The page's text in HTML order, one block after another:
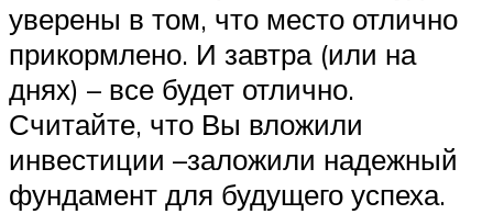
уверены в том, что место отлично
прикормлено. И завтра (или на
днях) – все будет отлично.
Считайте, что Вы вложили
инвестиции –заложили надежный
фундамент для будущего успеха.